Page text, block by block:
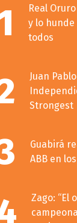
Real
y lo
todos
Juan
Strongest
Guabirá
ABB en
Zago: “El